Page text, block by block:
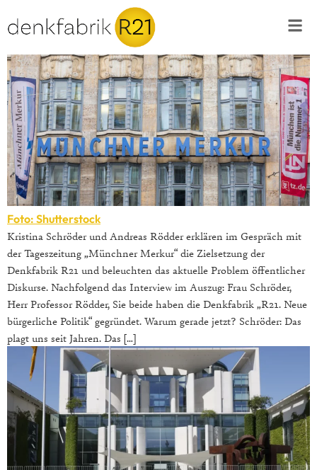
Foto: Shutterstock
Kristina Schröder und Andreas Rödder erklären im Gespräch mit
der Tageszeitung „Münchner Merkur“ die Zielsetzung der
Denkfabrik R21 und beleuchten das aktuelle Problem öffentlicher
Diskurse. Nachfolgend das Interview im Auszug: Frau Schröder,
Herr Professor Rödder, Sie beide haben die Denkfabrik „R21. Neue
bürgerliche Politik“ gegründet. Warum gerade jetzt? Schröder: Das
plagt uns seit Jahren. Das […]